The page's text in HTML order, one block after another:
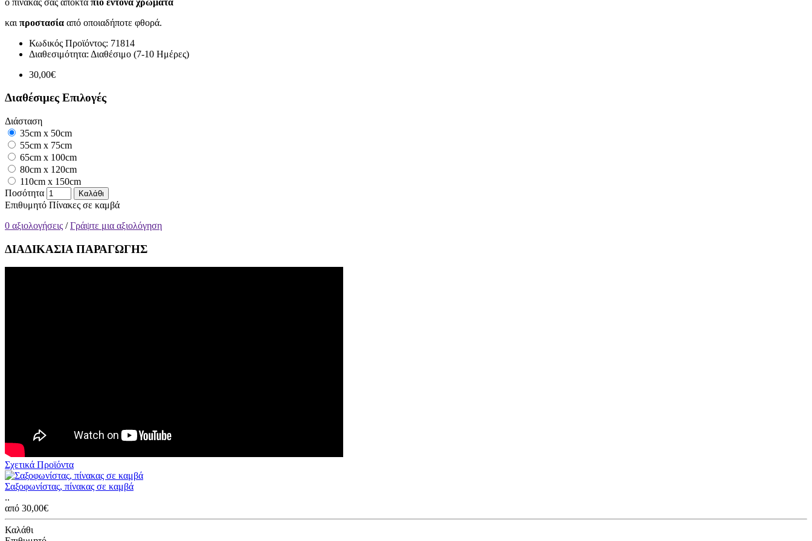
και προστασία από οποιαδήποτε φθορά.
Κωδικός Προϊόντος: 71814
Διαθεσιμότητα: Διαθέσιμο (7-10 Ημέρες)
30,00€
Διαθέσιμες Επιλογές
Διάσταση
35cm x 50cm
55cm x 75cm
65cm x 100cm
80cm x 120cm
110cm x 150cm
Ποσότητα
Καλάθι
Επιθυμητό Πίνακες σε καμβά
0 αξιολογήσεις /Γράψτε μια αξιολόγηση
ΔΙΑΔΙΚΑΣΙΑ ΠΑΡΑΓΩΓΗΣ
Σχετικά Προϊόντα
Σαξοφωνίστας, πίνακας σε καμβά
..
από 30,00€
Καλάθι